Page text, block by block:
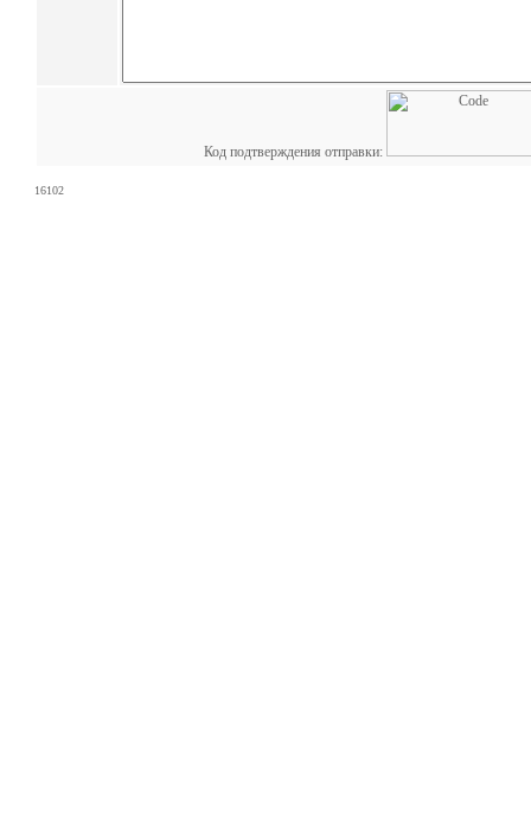
Код подтверждения отправки:
16102